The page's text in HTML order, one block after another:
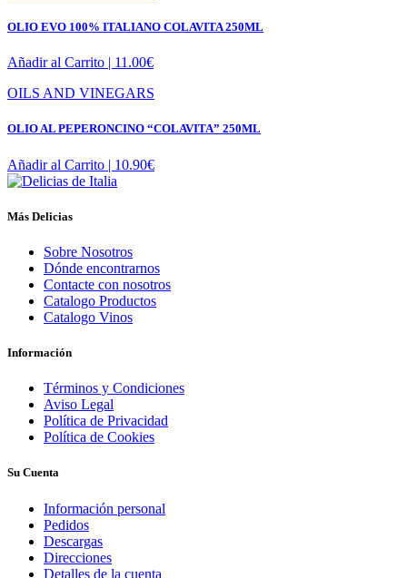
OLIO EVO 100% ITALIANO COLAVITA 250ML
Añadir al Carrito | 11.00€
OILS AND VINEGARS
OLIO AL PEPERONCINO “COLAVITA” 250ML
Añadir al Carrito | 10.90€
Más Delicias
Sobre Nosotros
Dónde encontrarnos
Contacte con nosotros
Catalogo Productos
Catalogo Vinos
Información
Términos y Condiciones
Aviso Legal
Política de Privacidad
Política de Cookies
Su Cuenta
Información personal
Pedidos
Descargas
Direcciones
Detalles de la cuenta